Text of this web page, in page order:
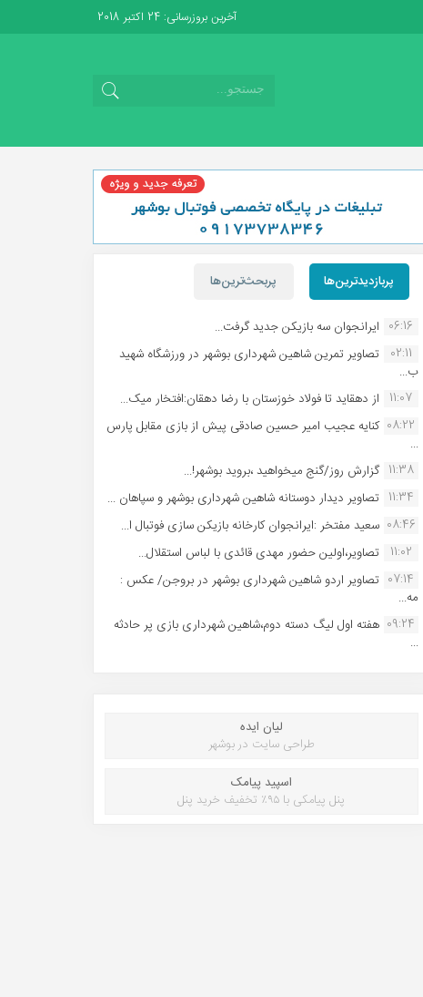
آخرین بروزرسانی: 24 اکتبر 2018
پربازدیدترین‌ها پربحث‌ترین‌ها
06:16 ایرانجوان سه بازیکن جدید گرفت...
02:11
تصاویر تمرین شاهین شهردارى بوشهر در ورزشگاه شهید
ب...
11:07 از دهقاید تا فولاد خوزستان با رضا دهقان:افتخار میک...
08:22 کنایه عجیب امیر حسین صادقی پیش از بازی مقابل پارس
...
11:38 گزارش روز/گنج میخواهید ،بروید بوشهر!...
11:34 تصاویر دیدار دوستانه شاهین شهردارى بوشهر و سپاهان ...
08:46 سعید مفتخر :ایرانجوان کارخانه بازیکن سازی فوتبال ا...
11:02
تصاویر،اولین حضور مهدی قائدی با لباس استقلال...
07:14 تصاویر اردو شاهین شهرداری بوشهر در بروجن/ عکس :
مه...
09:24 هفته اول لیگ دسته دوم،شاهین شهرداری بازی پر حادثه
...
لیان ایده
طراحی سایت در بوشهر
اسپید پیامک
پنل پیامکی با ۹۵٪ تخفیف خرید پنل